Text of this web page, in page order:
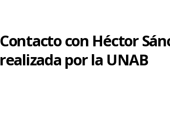
Contacto con Héctor
realizada por la UNAB